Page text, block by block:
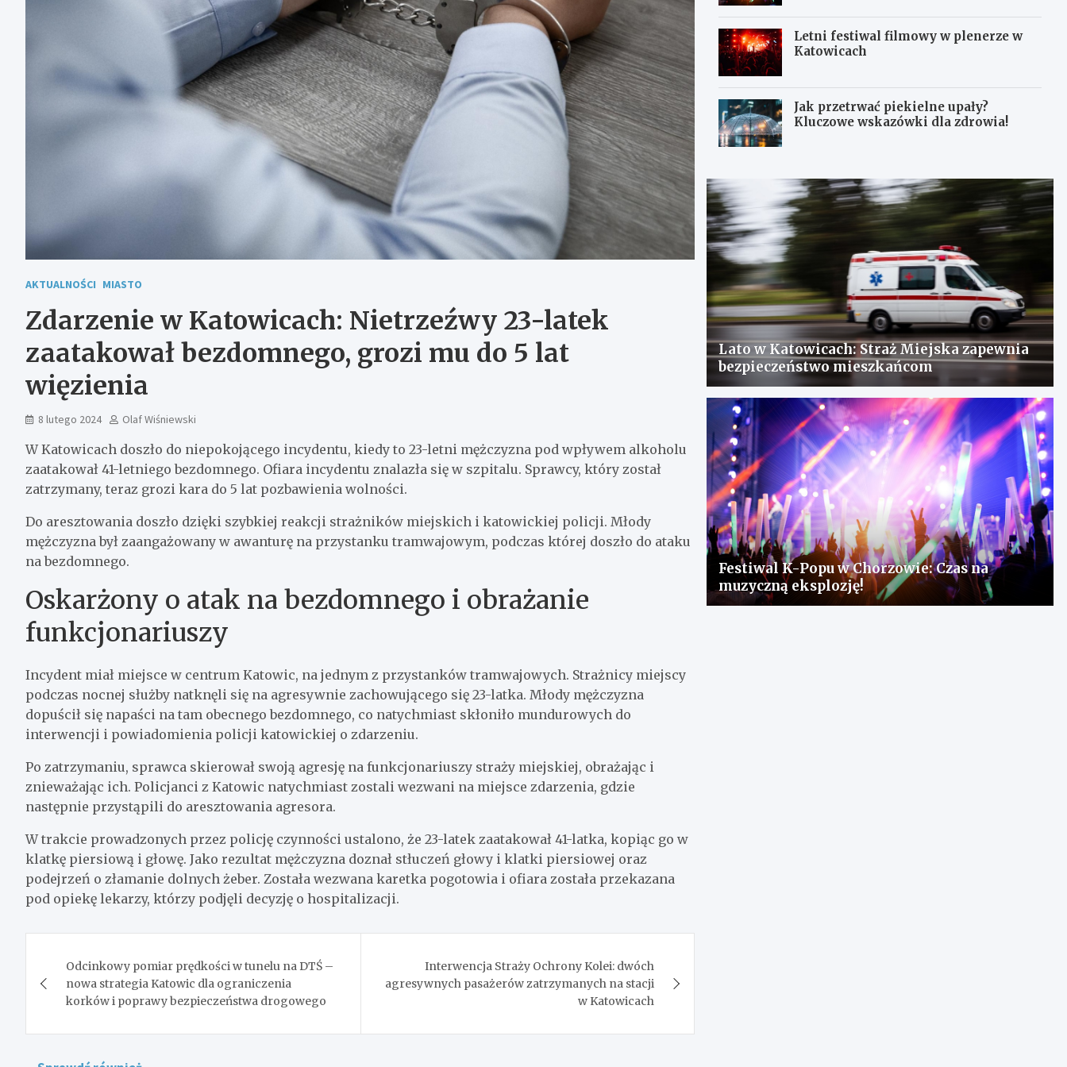
AKTUALNOŚCI MIASTO
Zdarzenie w Katowicach: Nietrzeźwy 23-latek
zaatakował bezdomnego, grozi mu do 5 lat
więzienia
8 lutego 2024 Olaf Wiśniewski
W Katowicach doszło do niepokojącego incydentu, kiedy to 23-letni mężczyzna pod wpływem alkoholu
zaatakował 41-letniego bezdomnego. Ofiara incydentu znalazła się w szpitalu. Sprawcy, który został
zatrzymany, teraz grozi kara do 5 lat pozbawienia wolności.
Do aresztowania doszło dzięki szybkiej reakcji strażników miejskich i katowickiej policji. Młody
mężczyzna był zaangażowany w awanturę na przystanku tramwajowym, podczas której doszło do ataku
na bezdomnego.
Oskarżony o atak na bezdomnego i obrażanie
funkcjonariuszy
Incydent miał miejsce w centrum Katowic, na jednym z przystanków tramwajowych. Strażnicy miejscy
podczas nocnej służby natknęli się na agresywnie zachowującego się 23-latka. Młody mężczyzna
dopuścił się napaści na tam obecnego bezdomnego, co natychmiast skłoniło mundurowych do
interwencji i powiadomienia policji katowickiej o zdarzeniu.
Po zatrzymaniu, sprawca skierował swoją agresję na funkcjonariuszy straży miejskiej, obrażając i
znieważając ich. Policjanci z Katowic natychmiast zostali wezwani na miejsce zdarzenia, gdzie
następnie przystąpili do aresztowania agresora.
W trakcie prowadzonych przez policję czynności ustalono, że 23-latek zaatakował 41-latka, kopiąc go w
klatkę piersiową i głowę. Jako rezultat mężczyzna doznał stłuczeń głowy i klatki piersiowej oraz
podejrzeń o złamanie dolnych żeber. Została wezwana karetka pogotowia i ofiara została przekazana
pod opiekę lekarzy, którzy podjęli decyzję o hospitalizacji.
wpisu
Odcinkowy pomiar prędkości w tunelu na DTŚ –
nowa strategia Katowic dla ograniczenia
korków i poprawy bezpieczeństwa drogowego
Interwencja Straży Ochrony Kolei: dwóch
agresywnych pasażerów zatrzymanych na stacji
w Katowicach
Letni festiwal filmowy w plenerze w
Katowicach
Jak przetrwać piekielne upały?
Kluczowe wskazówki dla zdrowia!
Lato w Katowicach: Straż Miejska zapewnia
bezpieczeństwo mieszkańcom
Festiwal K-Popu w Chorzowie: Czas na
muzyczną eksplozję!